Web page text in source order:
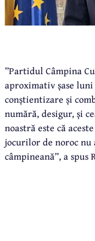
”Partidul Câmpina
aproximativ șase luni
conștientizare și
numără, desigur, și
noastră este că
jocurilor de noroc nu
câmpineană”, a spus